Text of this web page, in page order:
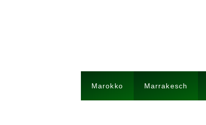
Marokko Marrakesch